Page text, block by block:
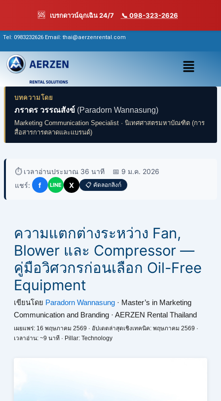
🆘 เบรกดาวน์ฉุกเฉิน 24/7 📞 098-323-2626
content
Tel: 0983232626 Email: thai@aerzenrental.com
เมนู
บทความโดย
ภราดร วรรณสังข์ (Paradorn Wannasung)
Marketing Communication Specialist · นิเทศศาสตรมหาบัณฑิต (การ
สื่อสารการตลาดและแบรนด์)
⏱️ เวลาอ่านประมาณ 36 นาที
📅 9 ม.ค. 2026
แชร์:
f LINE X 📋 คัดลอกลิงก์
ความแตกต่างระหว่าง Fan,
Blower และ Compressor —
คู่มือวิศวกรก่อนเลือก Oil-Free
Equipment
เขียนโดย Paradorn Wannasung· Master’s in Marketing
Communication and Branding · AERZEN Rental Thailand
เผยแพร่: 16 พฤษภาคม 2569 · อัปเดตล่าสุดเชิงเทคนิค: พฤษภาคม 2569 ·
เวลาอ่าน: ~9 นาที · Pillar: Technology